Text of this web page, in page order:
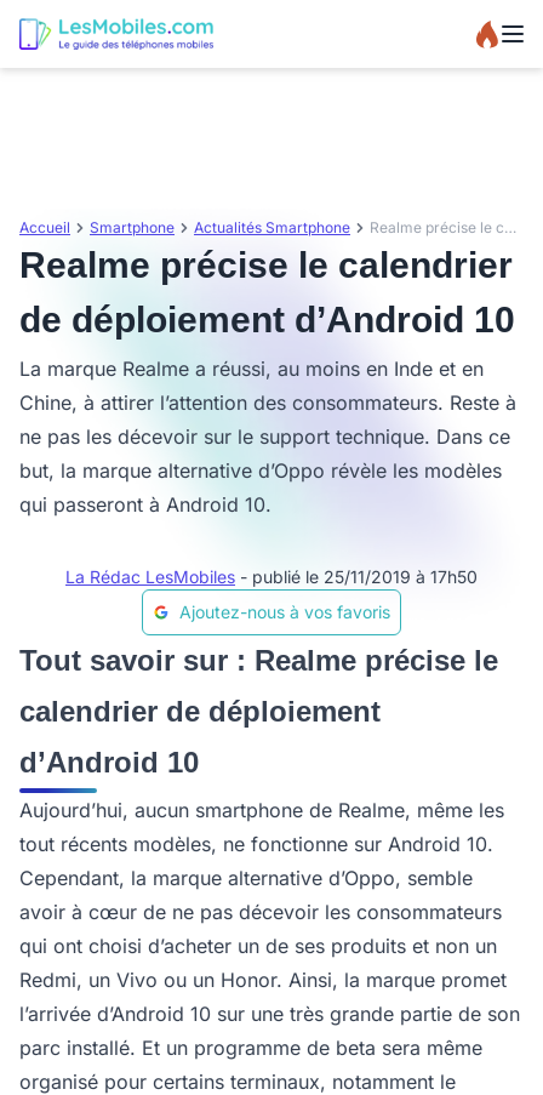
Accueil Smartphone Actualités Smartphone Realme précise le calendrier de déploiement d’Android 10
Realme précise le calendrier
de déploiement d’Android 10
La marque Realme a réussi, au moins en Inde et en
Chine, à attirer l’attention des consommateurs. Reste à
ne pas les décevoir sur le support technique. Dans ce
but, la marque alternative d’Oppo révèle les modèles
qui passeront à Android 10.
La Rédac LesMobiles - publié le 25/11/2019 à 17h50
Ajoutez-nous à vos favoris
Tout savoir sur : Realme précise le
calendrier de déploiement
d’Android 10
Aujourd’hui, aucun smartphone de Realme, même les
tout récents modèles, ne fonctionne sur Android 10.
Cependant, la marque alternative d’Oppo, semble
avoir à cœur de ne pas décevoir les consommateurs
qui ont choisi d’acheter un de ses produits et non un
Redmi, un Vivo ou un Honor. Ainsi, la marque promet
l’arrivée d’Android 10 sur une très grande partie de son
parc installé. Et un programme de beta sera même
organisé pour certains terminaux, notamment le